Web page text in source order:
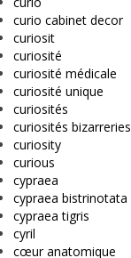
curio cabinet decor
curiosit
curiosité
curiosité médicale
curiosité unique
curiosités
curiosités bizarreries
curiosity
curious
cypraea
cypraea bistrinotata
cypraea tigris
cyril
cœur anatomique